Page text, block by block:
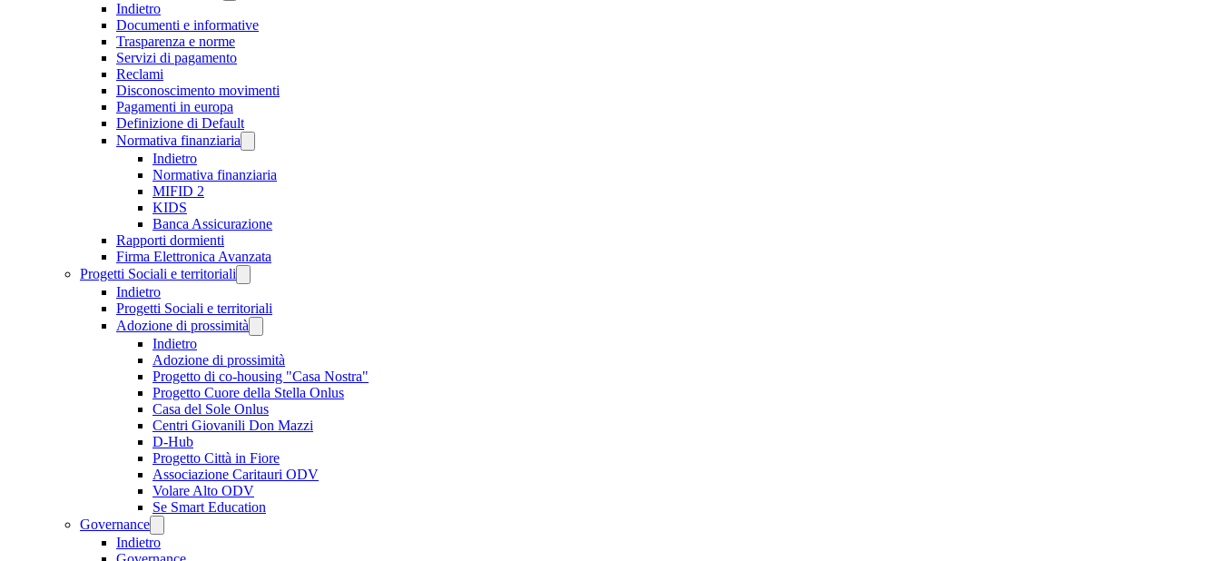
Indietro
Documenti e informative
Trasparenza e norme
Servizi di pagamento
Reclami
Disconoscimento movimenti
Pagamenti in europa
Definizione di Default
Normativa finanziaria
Indietro
Normativa finanziaria
MIFID 2
KIDS
Banca Assicurazione
Rapporti dormienti
Firma Elettronica Avanzata
Progetti Sociali e territoriali
Indietro
Progetti Sociali e territoriali
Adozione di prossimità
Indietro
Adozione di prossimità
Progetto di co-housing "Casa Nostra"
Progetto Cuore della Stella Onlus
Casa del Sole Onlus
Centri Giovanili Don Mazzi
D-Hub
Progetto Città in Fiore
Associazione Caritauri ODV
Volare Alto ODV
Se Smart Education
Governance
Indietro